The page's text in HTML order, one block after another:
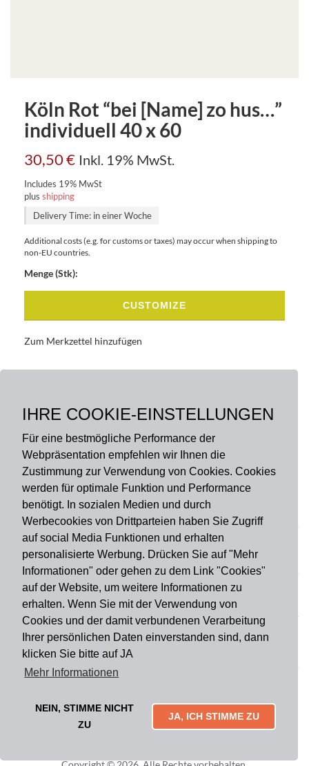
IHRE COOKIE-EINSTELLUNGEN
Für eine bestmögliche Performance der
Webpräsentation empfehlen wir Ihnen die
Zustimmung zur Verwendung von Cookies. Cookies
werden für optimale Funktion und Performance
benötigt. In sozialen Medien und durch
Werbecookies von Drittparteien haben Sie Zugriff
auf social Media Funktionen und erhalten
personalisierte Werbung. Drücken Sie auf "Mehr
Informationen" oder gehen zu dem Link "Cookies"
auf der Website, um weitere Informationen zu
erhalten. Wenn Sie mit der Verwendung von
Cookies und der damit verbundenen Verarbeitung
Ihrer persönlichen Daten einverstanden sind, dann
klicken Sie bitte auf JA
Mehr Informationen
NEIN, STIMME NICHT
ZU
JA, ICH STIMME ZU
Köln Rot “bei [Name] zo hus…”
individuell 40 x 60
30,50€ Inkl. 19% MwSt.
Includes 19% MwSt
plus shipping
Delivery Time: in einer Woche
Additional costs (e.g. for customs or taxes) may occur when shipping to
non-EU countries.
Menge (Stk):
CUSTOMIZE
Zum Merkzettel hinzufügen
BESCHREIBUNG
Zahlungsart
Versandart
Du findest uns auch auf
Informationen
Impressum Widerruf
Mytailor croodles